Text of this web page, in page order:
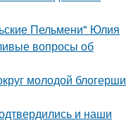
Пельмени" Юлия
вопросы об
молодой блогерши
и наши